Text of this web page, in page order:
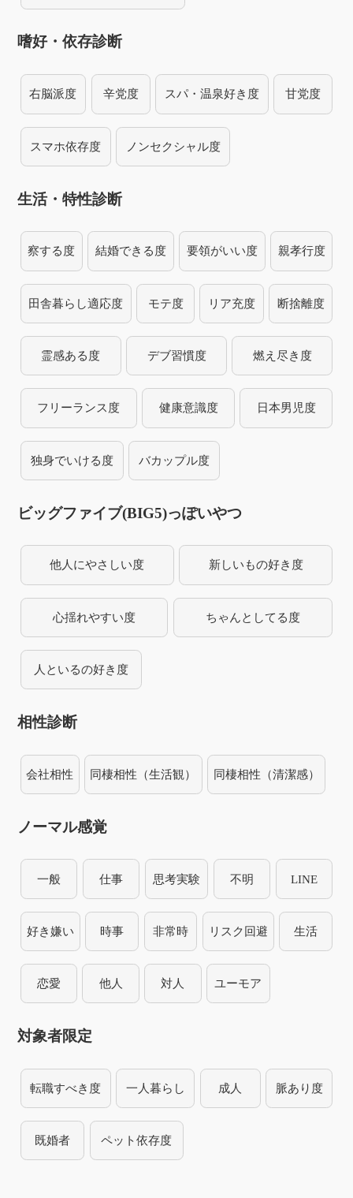
嗜好・依存診断
右脳派度 辛党度 スパ・温泉好き度 甘党度
スマホ依存度 ノンセクシャル度
生活・特性診断
察する度 結婚できる度 要領がいい度 親孝行度
田舎暮らし適応度 モテ度 リア充度 断捨離度
霊感ある度 デブ習慣度 燃え尽き度
フリーランス度 健康意識度 日本男児度
独身でいける度 バカップル度
ビッグファイブ(BIG5)っぽいやつ
他人にやさしい度 新しいもの好き度
心揺れやすい度 ちゃんとしてる度
人といるの好き度
相性診断
会社相性 同棲相性（生活観） 同棲相性（清潔感）
ノーマル感覚
一般 仕事 思考実験 不明 LINE
好き嫌い 時事 非常時 リスク回避 生活
恋愛 他人 対人 ユーモア
対象者限定
転職すべき度 一人暮らし 成人 脈あり度
既婚者 ペット依存度